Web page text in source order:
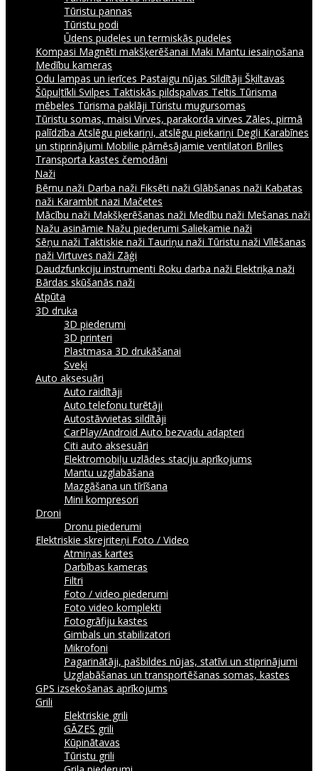
Tūristu pannas
Tūristu podi
Ūdens pudeles un termiskās pudeles
Kompasi Magnēti makšķerēšanai Maki Mantu iesaiņošana
Medību kameras
Odu lampas un ierīces Pastaigu nūjas Sildītāji Šķiltavas
Šūpuļtīkli Svilpes Taktiskās pildspalvas Teltis Tūrisma
mēbeles Tūrisma paklāji Tūristu mugursomas
Tūristu somas, maisi Virves, parakorda virves Zāles, pirmā
palīdzība Atslēgu piekariņi, atslēgu piekariņi Degļi Karabīnes
un stiprinājumi Mobilie pārnēsājamie ventilatori Brilles
Transporta kastes čemodāni
Naži
Bērnu naži Darba naži Fiksēti naži Glābšanas naži Kabatas
naži Karambit nazi Mačetes
Mācību naži Makšķerēšanas naži Medību naži Mešanas naži
Nažu asināmie Nažu piederumi Saliekamie naži
Sēņu naži Taktiskie naži Tauriņu naži Tūristu naži Vīlēšanas
naži Virtuves naži Zāģi
Daudzfunkciju instrumenti Roku darba naži Elektriķa naži
Bārdas skūšanās naži
Atpūta
3D druka
3D piederumi
3D printeri
Plastmasa 3D drukāšanai
Sveķi
Auto aksesuāri
Auto raidītāji
Auto telefonu turētāji
Autostāvvietas sildītāji
CarPlay/Android Auto bezvadu adapteri
Citi auto aksesuāri
Elektromobiļu uzlādes staciju aprīkojums
Mantu uzglabāšana
Mazgāšana un tīrīšana
Mini kompresori
Droni
Dronu piederumi
Elektriskie skrejriteņi Foto / Video
Atmiņas kartes
Darbības kameras
Filtri
Foto / video piederumi
Foto video komplekti
Fotogrāfiju kastes
Gimbals un stabilizatori
Mikrofoni
Pagarinātāji, pašbildes nūjas, statīvi un stiprinājumi
Uzglabāšanas un transportēšanas somas, kastes
GPS izsekošanas aprīkojums
Grili
Elektriskie grili
GĀZES grili
Kūpinātavas
Tūristu grili